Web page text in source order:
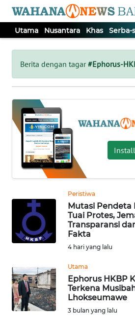
Utama Nusantara Khas Serba-
Berita dengan tagar#Ephorus-
Peristiwa
Mutasi Pendeta
Tuai Protes,
Transparansi
Fakta
4 hari yang lalu
Utama
Ephorus HKBP
Terkena
Lhokseumawe
3 bulan yang lalu
Tutup
UTAMA
NUSANTARA
KHAS
SERBA-
SERBI
OPINI
Informasi
BERITA
KONTAK
KAMI